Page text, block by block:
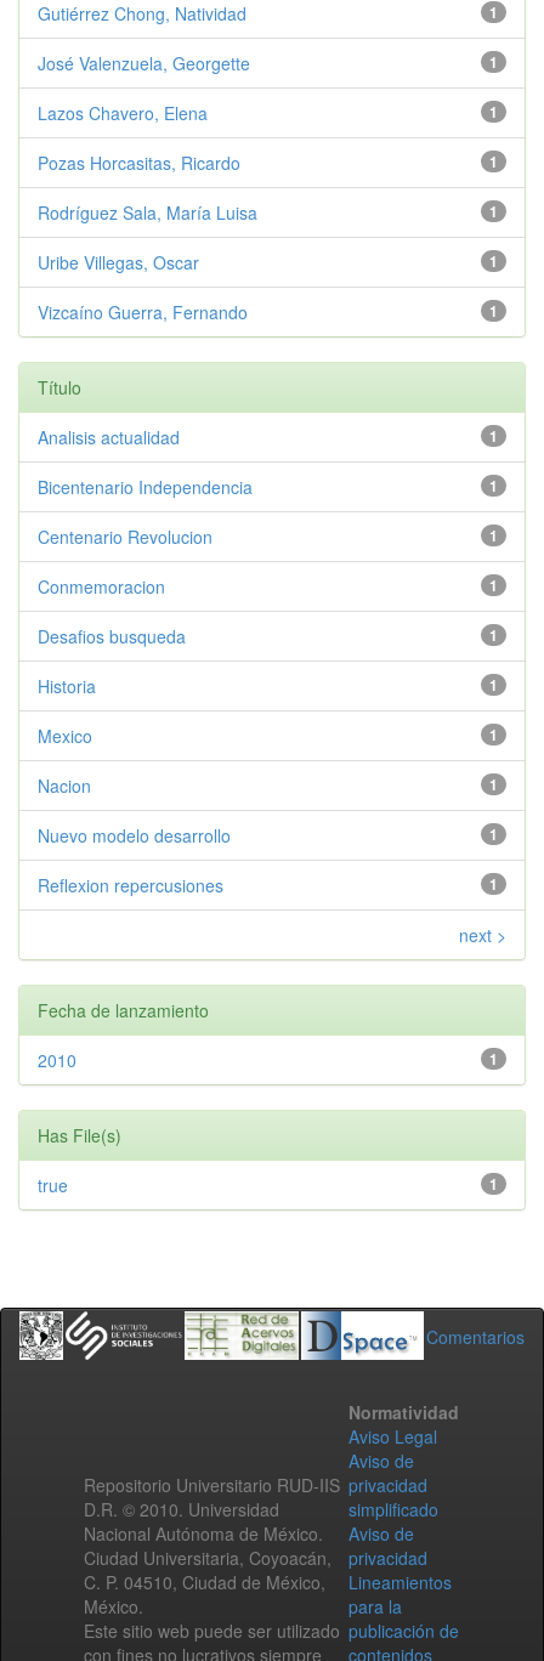
1
Gutiérrez Chong, Natividad
1
José Valenzuela, Georgette
1
Lazos Chavero, Elena
1
Pozas Horcasitas, Ricardo
1
Rodríguez Sala, María Luisa
1
Uribe Villegas, Oscar
1
Vizcaíno Guerra, Fernando
Título
1
Analisis actualidad
1
Bicentenario Independencia
1
Centenario Revolucion
1
Conmemoracion
1
Desafios busqueda
1
Historia
1
Mexico
1
Nacion
1
Nuevo modelo desarrollo
1
Reflexion repercusiones
next >
Fecha de lanzamiento
1
2010
Has File(s)
1
true
Comentarios
Repositorio Universitario RUD-IIS
D.R. © 2010. Universidad
Nacional Autónoma de México.
Ciudad Universitaria, Coyoacán,
C. P. 04510, Ciudad de México,
México.
Este sitio web puede ser utilizado
con fines no lucrativos siempre
Normatividad
Aviso Legal
Aviso de
privacidad
simplificado
Aviso de
privacidad
Lineamientos
para la
publicación de
contenidos